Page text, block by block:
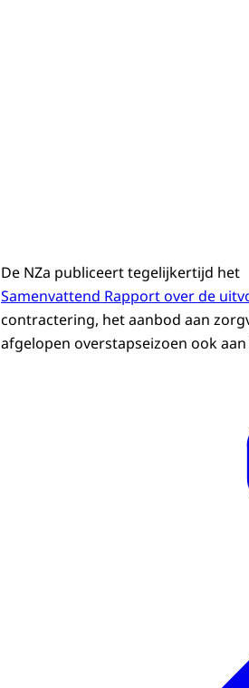
De NZa publiceert tegelijkertijd het
Samenvattend Rapport over de
contractering, het aanbod aan
afgelopen overstapseizoen ook